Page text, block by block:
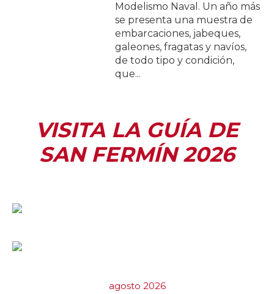
Modelismo Naval. Un año más
se presenta una muestra de
embarcaciones, jabeques,
galeones, fragatas y navíos,
de todo tipo y condición,
que...
VISITA LA GUÍA DE
SAN FERMÍN 2026
agosto 2026